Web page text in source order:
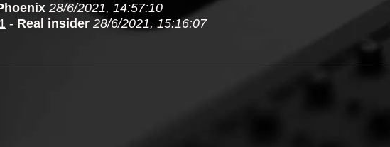
28/6/2021, 14:57:10
- Real insider 28/6/2021, 15:16:07